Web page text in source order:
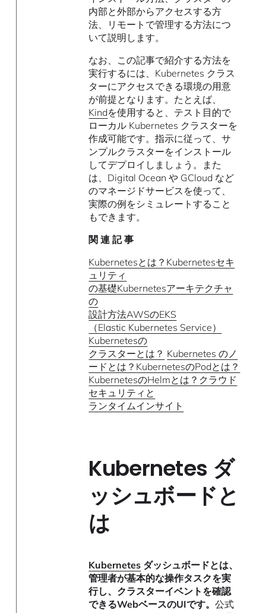
内部と外部からアクセスする方
法、リモートで管理する方法につ
いて説明します。
なお、この記事で紹介する方法を
実行するには、Kubernetes クラス
ターにアクセスできる環境の用意
が前提となります。たとえば、
Kindを使用すると、テスト目的で
ローカル Kubernetes クラスターを
作成可能です。指示に従って、サ
ンプルクラスターをインストール
してデプロイしましょう。また
は、Digital Ocean や GCloud など
のマネージドサービスを使って、
実際の例をシミュレートすること
もできます。
関 連 記 事
Kubernetesとは？ Kubernetesセキ
ュリティ
の基礎Kubernetesアーキテクチャ
の
設計方法AWSのEKS
（Elastic Kubernetes Service）
Kubernetesの
クラスターとは？ Kubernetes のノ
ードとは？ KubernetesのPodとは？
KubernetesのHelmとは？ クラウド
セキュリティと
ランタイムインサイト
Kubernetes ダ
ッシュボードと
は
Kubernetes ダッシュボードとは、
管理者が基本的な操作タスクを実
行し、クラスターイベントを確認
できるWebベースのUIです。公式